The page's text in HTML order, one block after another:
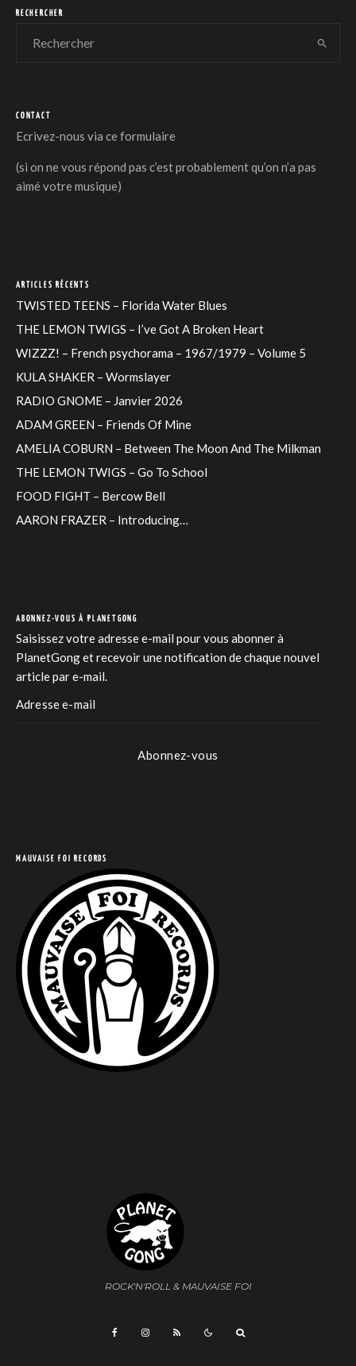
RECHERCHER
CONTACT
Ecrivez-nous via ce formulaire
(si on ne vous répond pas c’est probablement qu’on n’a pas
aimé votre musique)
ARTICLES RÉCENTS
TWISTED TEENS – Florida Water Blues
THE LEMON TWIGS – I’ve Got A Broken Heart
WIZZZ! – French psychorama – 1967/1979 – Volume 5
KULA SHAKER – Wormslayer
RADIO GNOME – Janvier 2026
ADAM GREEN – Friends Of Mine
AMELIA COBURN – Between The Moon And The Milkman
THE LEMON TWIGS – Go To School
FOOD FIGHT – Bercow Bell
AARON FRAZER – Introducing…
ABONNEZ-VOUS À PLANETGONG
Saisissez votre adresse e-mail pour vous abonner à
PlanetGong et recevoir une notification de chaque nouvel
article par e-mail.
Abonnez-vous
MAUVAISE FOI RECORDS
ROCK'N'ROLL & MAUVAISE FOI